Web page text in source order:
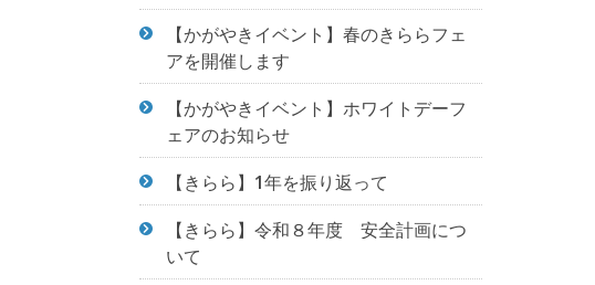
【かがやきイベント】春のきららフェ
アを開催します
【かがやきイベント】ホワイトデーフ
ェアのお知らせ
【きらら】1年を振り返って
【きらら】令和８年度 安全計画につ
いて